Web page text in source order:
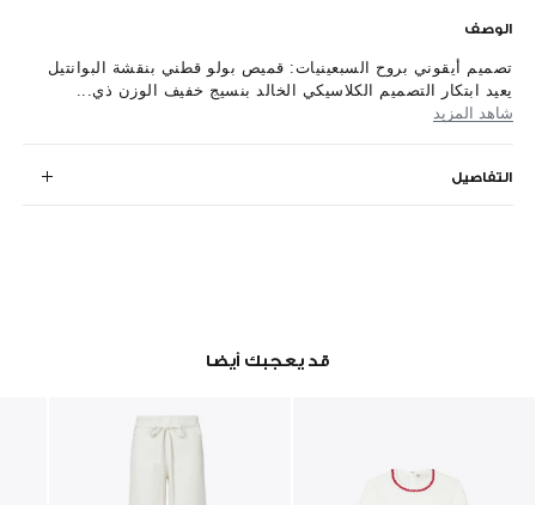
الوصف
تصميم أيقوني بروح السبعينيات: قميص بولو قطني بنقشة البوانتيل
يعيد ابتكار التصميم الكلاسيكي الخالد بنسيج خفيف الوزن ذي...
شاهد المزيد
التفاصيل
قد يعجبك أيضا